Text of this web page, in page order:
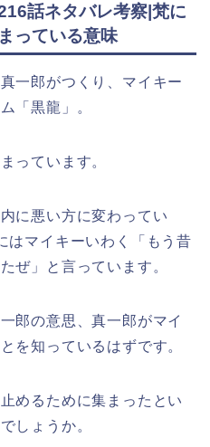
話ネタバレ考察|梵に
っている意味
一郎がつくり、マイキー
「黒龍」。
っています。
に悪い方に変わってい
はマイキーいわく「もう昔
ぜ」と言っています。
郎の意思、真一郎がマイ
を知っているはずです。
めるために集まったとい
しょうか。